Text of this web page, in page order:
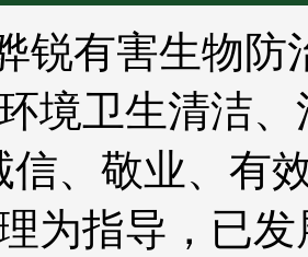
有害生物防
境卫生清洁
信、敬业、有
为指导，已